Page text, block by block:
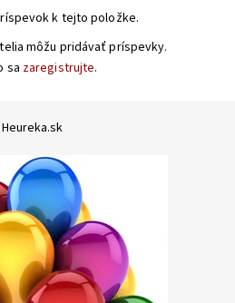
k tejto položke.
môžu pridávať príspevky.
sa zaregistrujte.
Heureka.sk